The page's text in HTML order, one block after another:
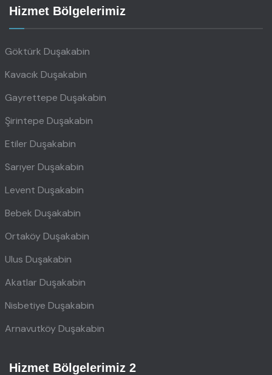
Hizmet Bölgelerimiz
Göktürk Duşakabin
Kavacık Duşakabin
Gayrettepe Duşakabin
Şirintepe Duşakabin
Etiler Duşakabin
Sarıyer Duşakabin
Levent Duşakabin
Bebek Duşakabin
Ortaköy Duşakabin
Ulus Duşakabin
Akatlar Duşakabin
Nisbetiye Duşakabin
Arnavutköy Duşakabin
Hizmet Bölgelerimiz 2